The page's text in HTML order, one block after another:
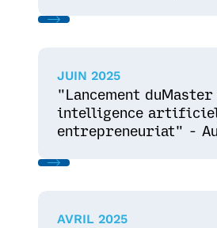
des affairesL'école
le domaine des
et des affaires" - La
JUIN 2025
"Lancement duMaster
intelligence
entrepreneuriat" -
AVRIL 2025